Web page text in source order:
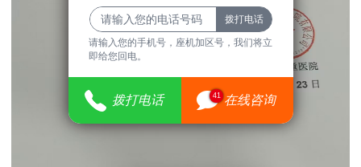
请输入您的手机号，座机加区号，我们将立
即给您回电。
拨打电话 41 在线咨询